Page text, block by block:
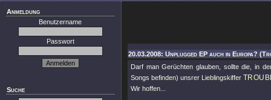
Anmeldung
Benutzername
Passwort
Suche
20.03.2008: Unplugged EP auch in Europa?
Darf man Gerüchten glauben, sollte die, in
Songs befinden) unsrer Lieblingskiffer
Wir hoffen...